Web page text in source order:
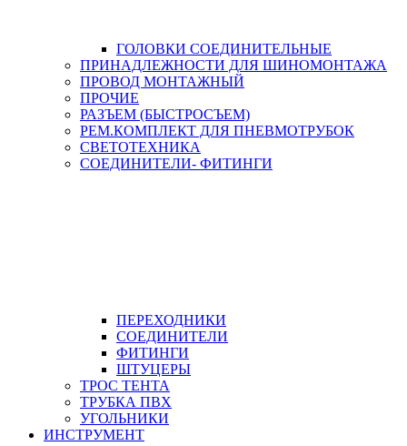
ГОЛОВКИ СОЕДИНИТЕЛЬНЫЕ
ПРИНАДЛЕЖНОСТИ ДЛЯ ШИНОМОНТАЖА
ПРОВОД МОНТАЖНЫЙ
ПРОЧИЕ
РАЗЪЕМ (БЫСТРОСЪЕМ)
РЕМ.КОМПЛЕКТ ДЛЯ ПНЕВМОТРУБОК
СВЕТОТЕХНИКА
СОЕДИНИТЕЛИ- ФИТИНГИ
ПЕРЕХОДНИКИ
СОЕДИНИТЕЛИ
ФИТИНГИ
ШТУЦЕРЫ
ТРОС ТЕНТА
ТРУБКА ПВХ
УГОЛЬНИКИ
ИНСТРУМЕНТ